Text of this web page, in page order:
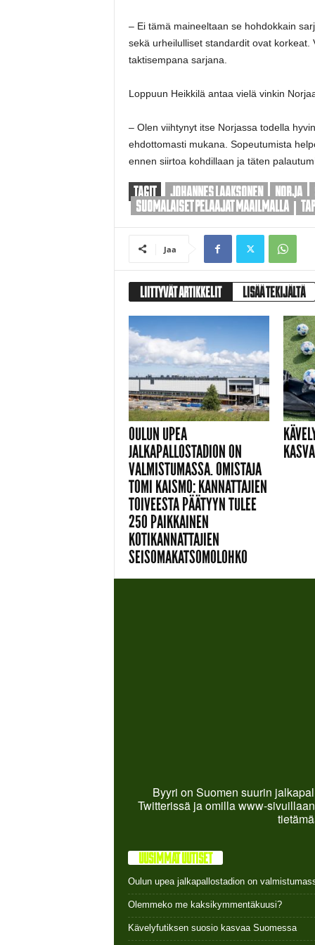
– Ei tämä maineeltaan se hohdokkain
sekä urheilulliset standardit ovat korkeat.
taktisempana sarjana.
Loppuun Heikkilä antaa vielä vinkin
– Olen viihtynyt itse Norjassa todella
ehdottomasti mukana. Sopeutumista
ennen siirtoa kohdillaan ja täten
TAGIT JOHANNES LAAKSONEN NORJA
SUOMALAISET PELAAJAT MAAILMALLA
Jaa
LIITTYVÄT ARTIKKELIT LISÄÄ TEKIJÄLTÄ
OULUN UPEA
JALKAPALLOSTADION ON
VALMISTUMASSA. OMISTAJA
TOMI KAISMO: KANNATTAJIEN
TOIVEESTA PÄÄTYYN TULEE
250 PAIKKAINEN
KOTIKANNATTAJIEN
SEISOMAKATSOMOLOHKO
Byyri on Suomen suurin
Twitterissä ja omilla www-
UUSIMMAT UUTISET
Oulun upea jalkapallostadion on
Olemmeko me kaksikymmentäkuusi?
Kävelyfutiksen suosio kasvaa Suomessa